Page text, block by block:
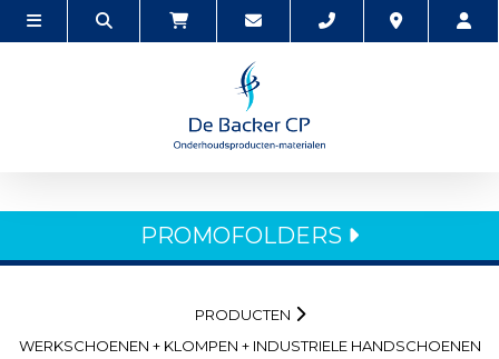
PROMOFOLDERS
PRODUCTEN
WERKSCHOENEN + KLOMPEN + INDUSTRIELE HANDSCHOENEN